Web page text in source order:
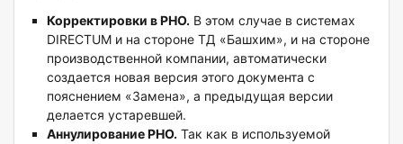
Корректировки в РНО. В этом случае в системах
DIRECTUM и на стороне ТД «Башхим», и на стороне
производственной компании, автоматически
создается новая версия этого документа с
пояснением «Замена», а предыдущая версии
делается устаревшей.
Аннулирование РНО. Так как в используемой